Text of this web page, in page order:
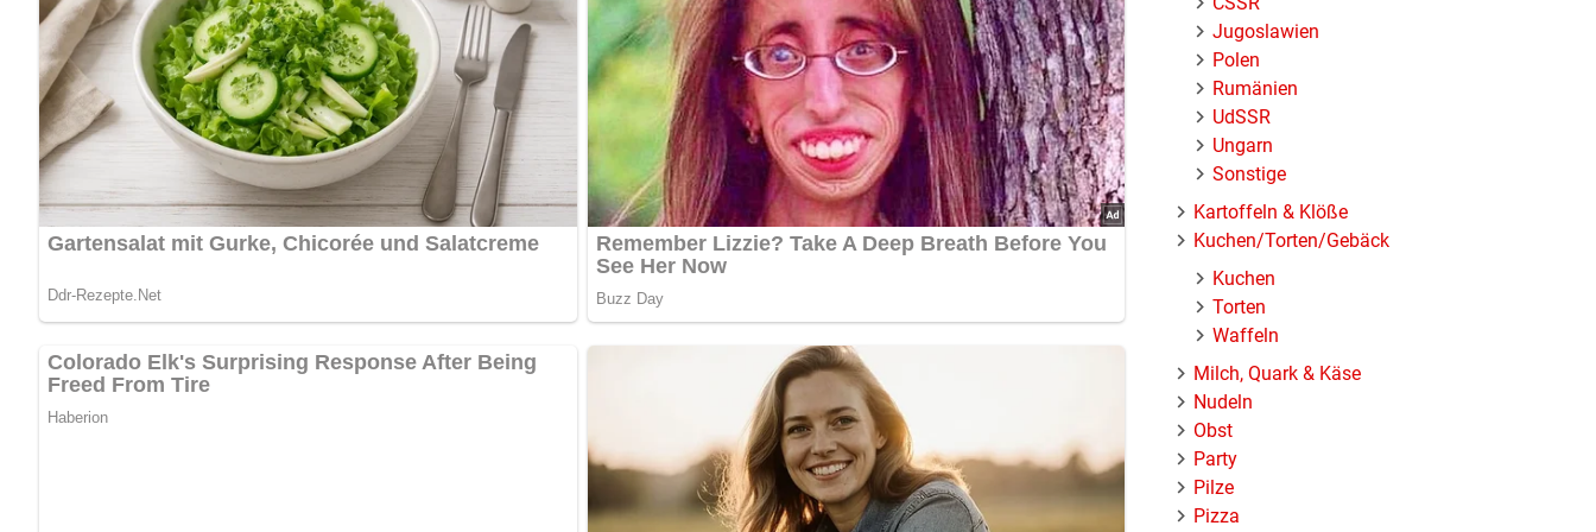
vermengten geriebenen Semmel panieren. In dem Öl von beiden Seiten knusprig braten. Die Pökelzunge und die Champignons in
der Butter anschwitzen und mit den Spaghetti anschwenken. Mit Salz, Pfeffer und Muskat abschmecken. Die Schnitzel trocken
anrichten. Als Beilage die Spaghetti sowie Frischkostsalat und Tomatensoße oder Tomatenketchup reichen.
Nach: Käsespezialitäten, VEB Fachbuchverlag Leipzig, DDR, 1989
Abonniere jetzt unseren Newsletter!
Kein Spam, kein Bullshit, keine Weitergabe deiner Mailadresse an Dritte!
Jetzt Sterne vergeben – Rezept bewerten
Jugoslawien
Polen
Rumänien
UdSSR
Ungarn
Sonstige
Kartoffeln & Klöße
Kuchen/Torten/Gebäck
Kuchen
Torten
Waffeln
Milch, Quark & Käse
Nudeln
Obst
Party
Pilze
Pizza